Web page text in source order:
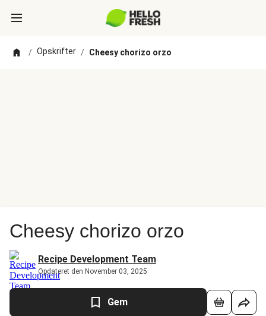
/ Opskrifter / Cheesy chorizo orzo
Cheesy chorizo orzo
Recipe Development Team
Opdateret den November 03, 2025
Gem